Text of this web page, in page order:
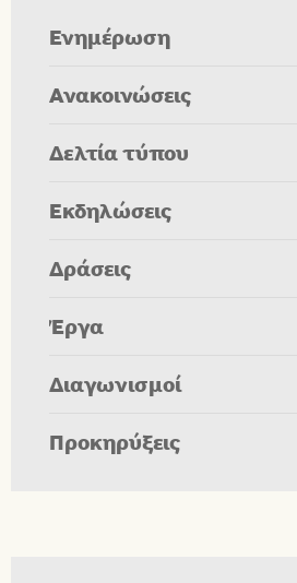
Ενημέρωση
Ανακοινώσεις
Δελτία τύπου
Εκδηλώσεις
Δράσεις
Έργα
Διαγωνισμοί
Προκηρύξεις